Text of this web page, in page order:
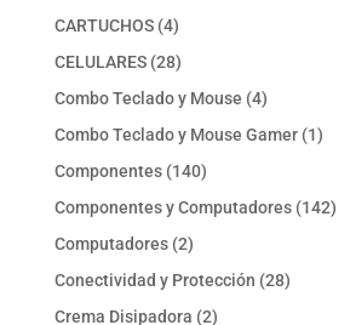
CARTUCHOS 44
productos
CELULARES 2828
productos
Combo Teclado y Mouse 44
productos
Combo Teclado y Mouse Gamer 11
Componentes 140140
productos
Componentes y Computadores 142142
Computadores 22
productos
Conectividad y Protección 2828
Crema Disipadora 22